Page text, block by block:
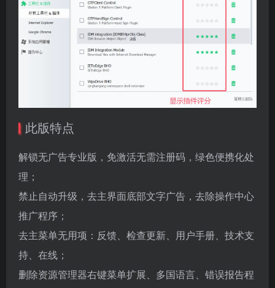
此版特点
解锁无广告专业版，免激活无需注册码，绿色便携化处
理；
禁止自动升级，去主界面底部文字广告，去除操作中心
推广程序；
去主菜单无用项：反馈、检查更新、用户手册、技术支
持、在线；
删除资源管理器右键菜单扩展、多国语言、错误报告程